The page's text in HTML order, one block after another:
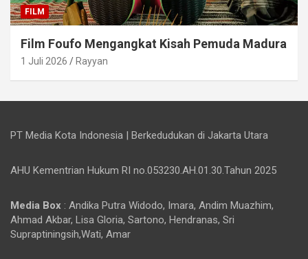
FILM
Film Foufo Mengangkat Kisah Pemuda Madura
1 Juli 2026 Rayyan
PT Media Kota Indonesia | Berkedudukan di Jakarta Utara
AHU Kementrian Hukum RI no.053230.AH.01.30.Tahun 2025
Media Box : Andika Putra Widodo, Imara, Andim Muazhim,
Ahmad Akbar, Lisa Gloria, Sartono, Hendranas, Sri
Supraptiningsih,Wati, Amar